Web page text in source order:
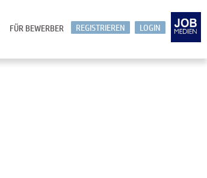
LOGIN
REGISTRIEREN
FÜR BEWERBER